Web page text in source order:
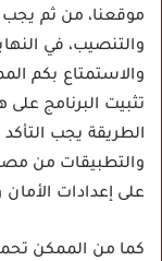
موقعنا، من ثم يجب
والتنصيب، في
والاستمتاع بكم
تثبيت البرنامج
الطريقة يجب
والتطبيقات من
على إعدادات